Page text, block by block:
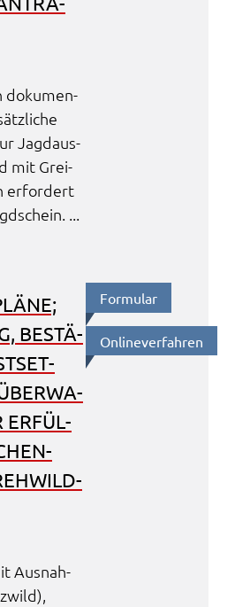
doku­men­
Jagd­aus­
mit Grei­
erfor­dert
...
BESTÄ­
ERFÜL­
Ausnah­
Formu­lar
Online­ver­fah­ren